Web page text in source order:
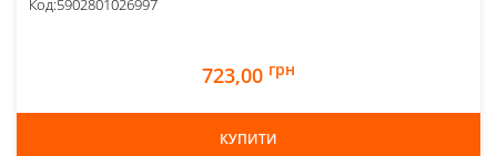
Код:5902801026997
723,00 грн
КУПИТИ